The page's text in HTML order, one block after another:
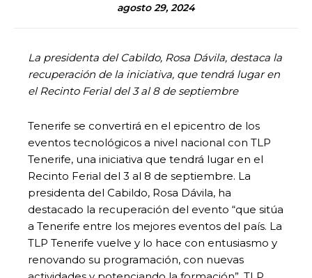
agosto 29, 2024
La presidenta del Cabildo, Rosa Dávila, destaca la
recuperación de la iniciativa, que tendrá lugar en
el Recinto Ferial del 3 al 8 de septiembre
Tenerife se convertirá en el epicentro de los
eventos tecnológicos a nivel nacional con TLP
Tenerife, una iniciativa que tendrá lugar en el
Recinto Ferial del 3 al 8 de septiembre. La
presidenta del Cabildo, Rosa Dávila, ha
destacado la recuperación del evento “que sitúa
a Tenerife entre los mejores eventos del país. La
TLP Tenerife vuelve y lo hace con entusiasmo y
renovando su programación, con nuevas